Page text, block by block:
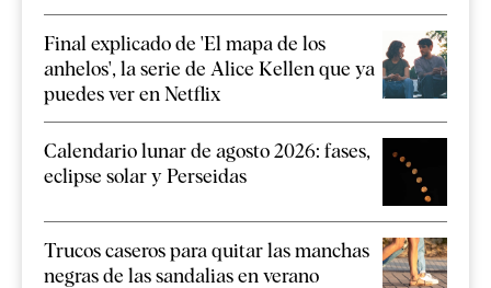
Final explicado de 'El mapa de los
anhelos', la serie de Alice Kellen que ya
puedes ver en Netflix
Calendario lunar de agosto 2026: fases,
eclipse solar y Perseidas
Trucos caseros para quitar las manchas
negras de las sandalias en verano